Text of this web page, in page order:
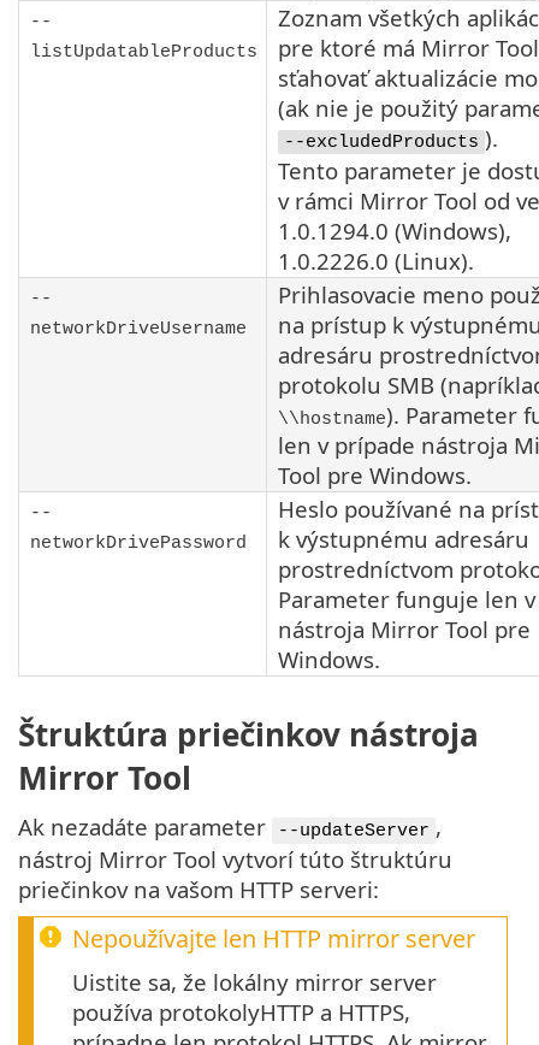
--
listUpdatableProducts
Zoznam všetkých
pre ktoré má Mirror Tool
sťahovať aktualizácie
(ak nie je použitý
--excludedProducts ).
Tento parameter je
v rámci Mirror Tool od
1.0.1294.0 (Windows),
1.0.2226.0 (Linux).
--
networkDriveUsername
Prihlasovacie meno
na prístup k
adresáru
protokolu SMB
\\hostname). Parameter
len v prípade nástroja
Tool pre Windows.
--
networkDrivePassword
Heslo používané na
k výstupnému adresáru
prostredníctvom
Parameter funguje len
nástroja Mirror Tool pre
Windows.
Štruktúra priečinkov nástroja
Mirror Tool
Ak nezadáte parameter --updateServer ,
nástroj Mirror Tool vytvorí túto štruktúru
priečinkov na vašom HTTP serveri:
Nepoužívajte len HTTP mirror server
Uistite sa, že lokálny mirror server
používa protokolyHTTP a HTTPS,